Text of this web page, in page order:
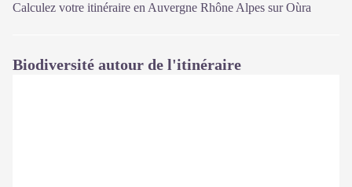
Calculez votre itinéraire en Auvergne Rhône Alpes surOùra
Biodiversité autour de l'itinéraire